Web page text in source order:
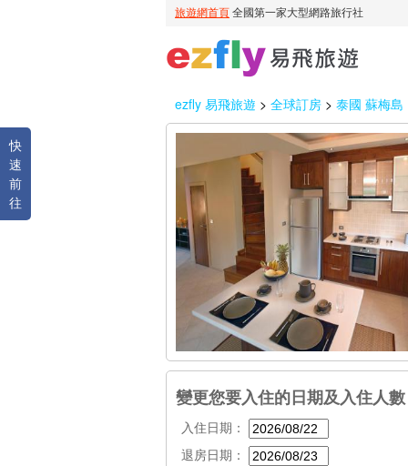
ezfly 易飛旅遊 > 全球訂房 > 泰國 蘇梅島
快
速
前
往
變更您要入住的日期及入住人數
入住日期：
退房日期：